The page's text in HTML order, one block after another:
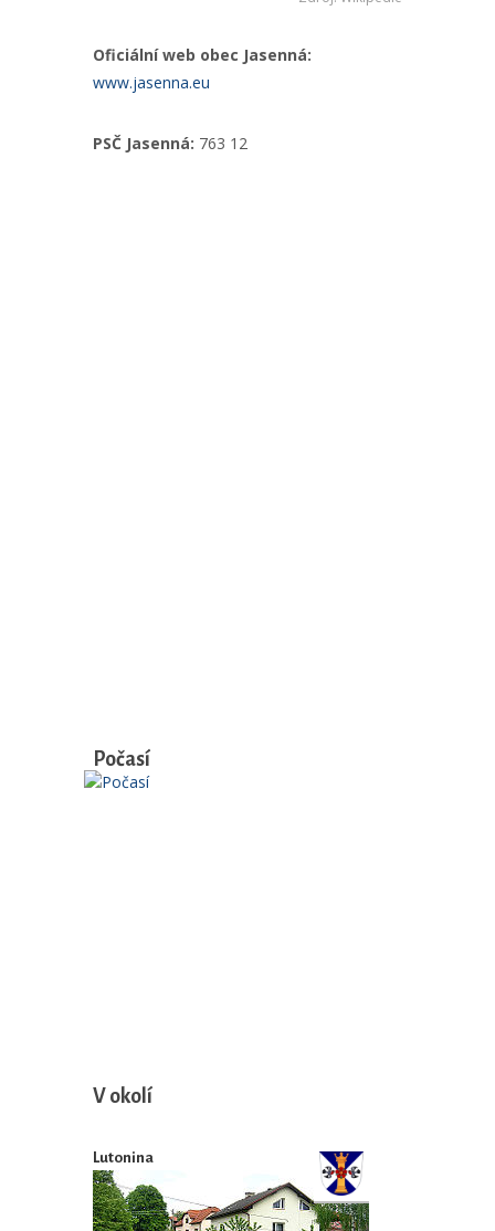
Oficiální web obec Jasenná:
www.jasenna.eu
PSČ Jasenná: 763 12
Počasí
V okolí
Lutonina